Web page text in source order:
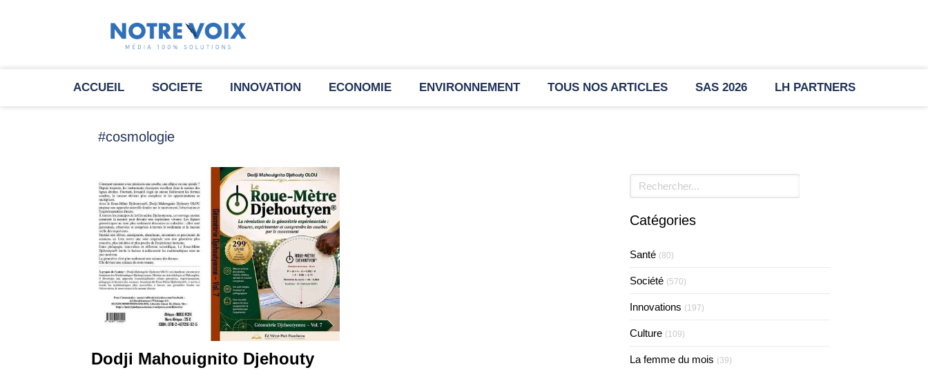
ACCUEIL SOCIETE INNOVATION ECONOMIE ENVIRONNEMENT TOUS NOS ARTICLES SAS 2026 LH PARTNERS
#cosmologie
Dodji Mahouignito Djehouty
Rechercher
Catégories
Santé (80)
Société (570)
Innovations (197)
Culture (109)
La femme du mois (39)